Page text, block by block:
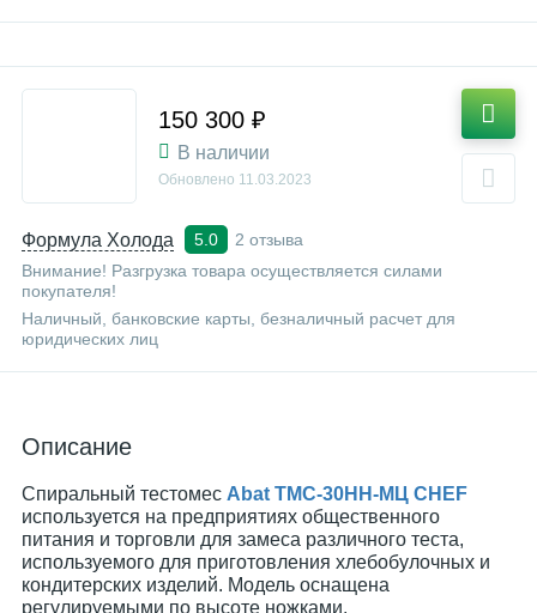
Формула Холода 5.0
2 отзыва
Внимание! Разгрузка товара осуществляется силами
покупателя!
Наличный, банковские карты, безналичный расчет для
юридических лиц
150 300 ₽
В наличии
Обновлено 11.03.2023
Описание
Спиральный тестомес Abat ТМС-30НН-МЦ CHEF
используется на предприятиях общественного
питания и торговли для замеса различного теста,
используемого для приготовления хлебобулочных и
кондитерских изделий. Модель оснащена
регулируемыми по высоте ножками.